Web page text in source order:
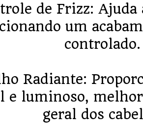
de Frizz:
um
controlado.
Radiante:
e luminoso,
geral dos